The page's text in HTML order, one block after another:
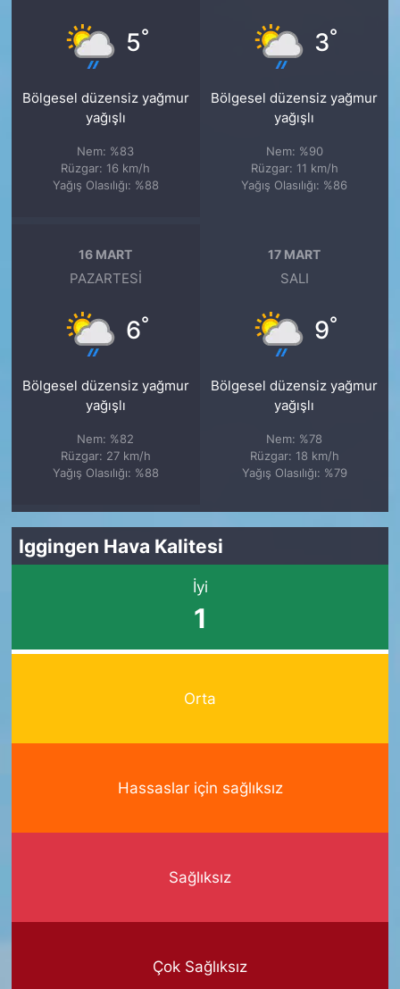
5°
Bölgesel düzensiz yağmur
yağışlı
Nem: %83
Rüzgar: 16 km/h
Yağış Olasılığı: %88
3°
Bölgesel düzensiz yağmur
yağışlı
Nem: %90
Rüzgar: 11 km/h
Yağış Olasılığı: %86
16 MART
PAZARTESI
6°
Bölgesel düzensiz yağmur
yağışlı
Nem: %82
Rüzgar: 27 km/h
Yağış Olasılığı: %88
17 MART
SALI
9°
Bölgesel düzensiz yağmur
yağışlı
Nem: %78
Rüzgar: 18 km/h
Yağış Olasılığı: %79
Iggingen Hava Kalitesi
İyi
1
Orta
Hassaslar için sağlıksız
Sağlıksız
Çok Sağlıksız